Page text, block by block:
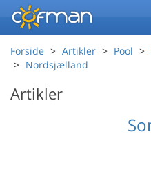
Forside Artikler Pool
Nordsjælland
Artikler